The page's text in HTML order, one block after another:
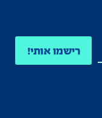
רישמו אותי!